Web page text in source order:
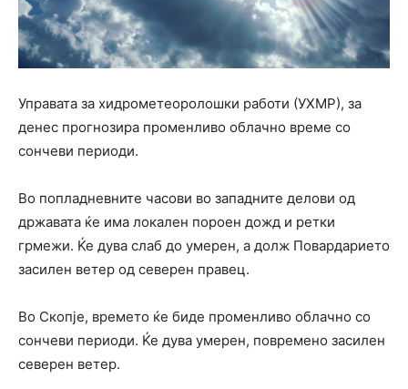
Управата за хидрометеоролошки работи (УХМР), за
денес прогнозира променливо облачно време со
сончеви периоди.
Во попладневните часови во западните делови од
државата ќе има локален пороен дожд и ретки
грмежи. Ќе дува слаб до умерен, а долж Повардарието
засилен ветер од северен правец.
Во Скопје, времето ќе биде променливо облачно со
сончеви периоди. Ќе дува умерен, повремено засилен
северен ветер.